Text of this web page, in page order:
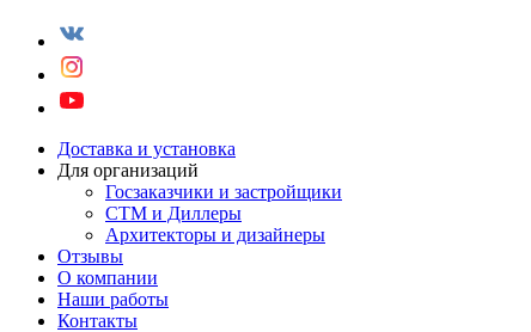
Доставка и установка
Для организаций
Госзаказчики и застройщики
СТМ и Диллеры
Архитекторы и дизайнеры
Отзывы
О компании
Наши работы
Контакты